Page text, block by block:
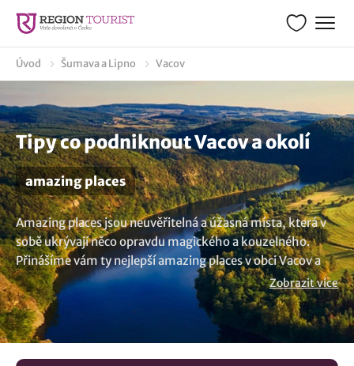
Úvod Šumava a Lipno Vacov
Tipy co podniknout Vacov a okolí
amazing places
Amazing places jsou neuvěřitelná a úžasná místa, která v
sobě ukrývají něco opravdu magického a kouzelného.
Přinášíme vám ty nejlepší amazing places v obci Vacov a
okolí. Tyto fascinující místa vás nadchnou svou krásou a
jedinečností, a jsou tak perfektním místem pro výlety. Ale
kde taková kouzelná místa najdete? To vám rádi
prozradíme.
Zobrazit více